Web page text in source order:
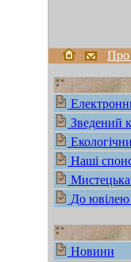
Про
Зведений
Наші
До
Новини